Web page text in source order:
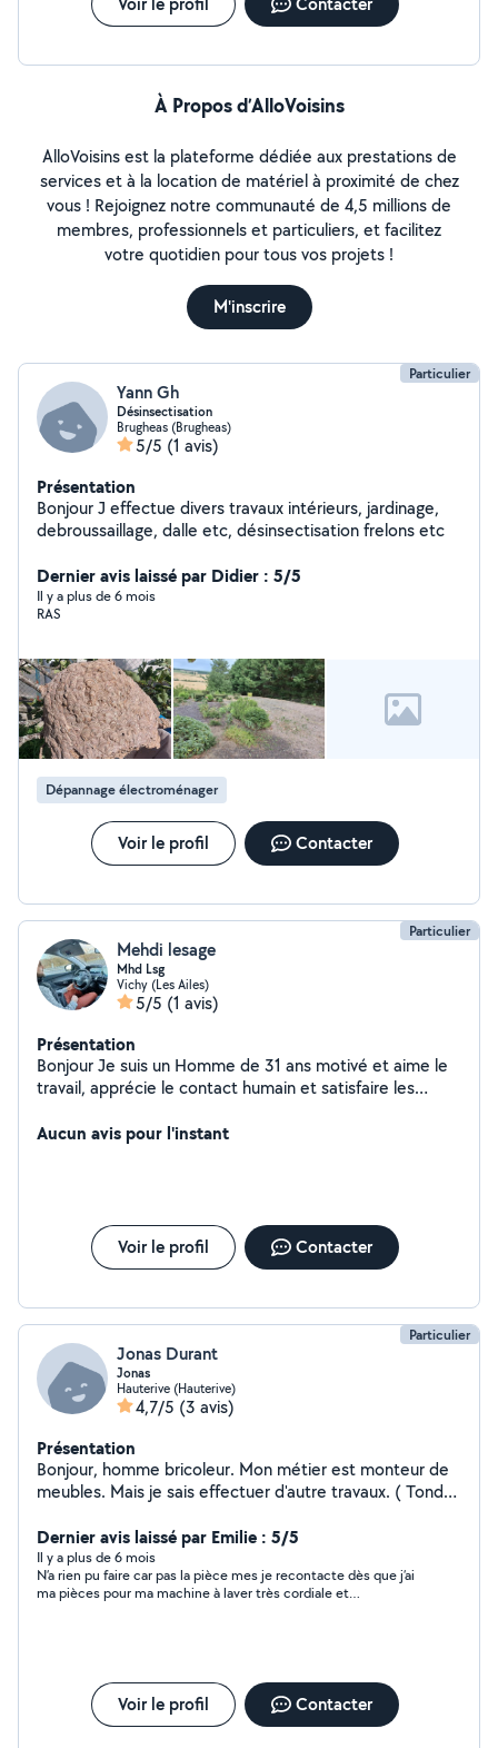
À Propos d’AlloVoisins
AlloVoisins est la plateforme dédiée aux prestations de
services et à la location de matériel à proximité de chez
vous ! Rejoignez notre communauté de 4,5 millions de
membres, professionnels et particuliers, et facilitez
votre quotidien pour tous vos projets !
M'inscrire
Particulier
Yann Gh
Désinsectisation
Brugheas (Brugheas)
5/5 (1 avis)
Présentation
Bonjour J effectue divers travaux intérieurs, jardinage,
debroussaillage, dalle etc, désinsectisation frelons etc
Dernier avis laissé par Didier : 5/5
Il y a plus de 6 mois
RAS
Dépannage électroménager
Voir le profil Contacter
Particulier
Mehdi lesage
Mhd Lsg
Vichy (Les Ailes)
5/5 (1 avis)
Présentation
Bonjour Je suis un Homme de 31 ans motivé et aime le
travail, apprécie le contact humain et satisfaire les
personne
Aucun avis pour l'instant
Voir le profil Contacter
Particulier
Jonas Durant
Jonas
Hauterive (Hauterive)
4,7/5 (3 avis)
Présentation
Bonjour, homme bricoleur. Mon métier est monteur de
meubles. Mais je sais effectuer d'autre travaux. ( Tondre
Dernier avis laissé par Emilie : 5/5
Il y a plus de 6 mois
N’a rien pu faire car pas la pièce mes je recontacte dès que j’ai
ma pièces pour ma machine à laver très cordiale et
Voir le profil Contacter